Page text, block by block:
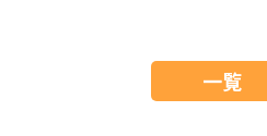
一覧